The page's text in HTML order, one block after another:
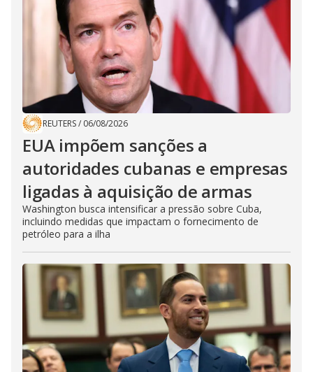
REUTERS/ 06/08/2026
EUA impõem sanções a
autoridades cubanas e empresas
ligadas à aquisição de armas
Washington busca intensificar a pressão sobre Cuba,
incluindo medidas que impactam o fornecimento de
petróleo para a ilha